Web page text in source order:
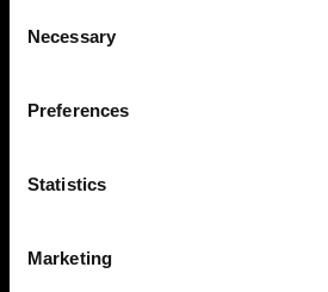
Selection
Necessary
Preferences
Statistics
Marketing